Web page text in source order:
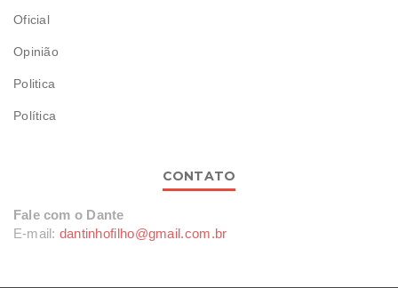
Oficial
Opinião
Politica
Política
CONTATO
Fale com o Dante
E-mail: dantinhofilho@gmail.com.br